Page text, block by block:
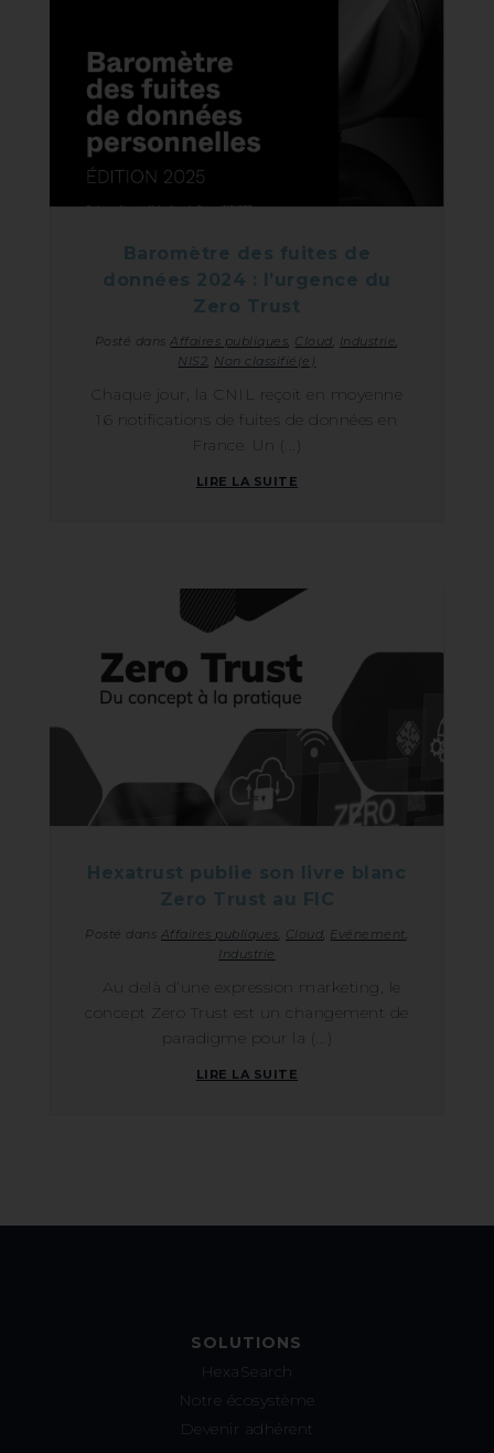
Baromètre des fuites de
données 2024 : l’urgence du
Zero Trust
Posté dans Affaires publiques, Cloud, Industrie,
NIS2, Non classifié(e)
Chaque jour, la CNIL reçoit en moyenne
16 notifications de fuites de données en
France. Un (...)
LIRE LA SUITE
Hexatrust publie son livre blanc
Zero Trust au FIC
Posté dans Affaires publiques, Cloud, Evénement,
Industrie
Au delà d’une expression marketing, le
concept Zero Trust est un changement de
paradigme pour la (...)
LIRE LA SUITE
SOLUTIONS
HexaSearch
Notre écosystème
Devenir adhérent